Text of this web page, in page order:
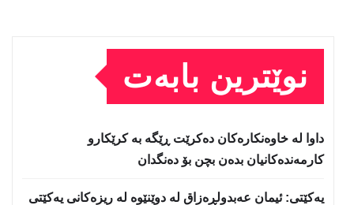
نوێترین بابەت
داوا لە خاوەنکارەکان دەکرێت ڕێگە بە کرێکارو
کارمەندەکانیان بدەن بچن بۆ دەنگدان
یه‌كێتی: ئیمان عه‌بدولڕه‌زاق له‌ دوێنێوه‌ له‌ ریزه‌كانی یه‌كێتی